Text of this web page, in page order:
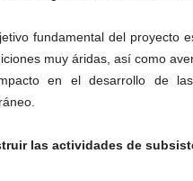
fundamental del proyecto
muy áridas, así como
en el desarrollo de
las actividades de